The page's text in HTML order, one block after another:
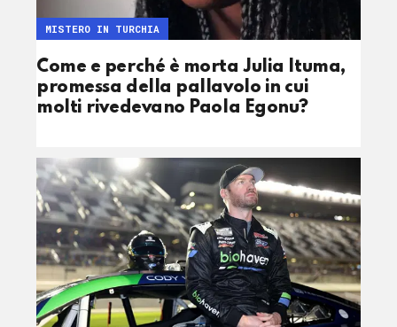
Come e perché è morta Julia Ituma,
promessa della pallavolo in cui
molti rivedevano Paola Egonu?
MISTERO IN TURCHIA